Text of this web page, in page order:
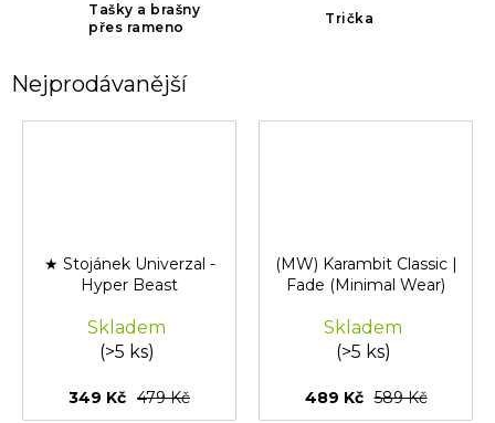
Tašky a brašny
přes rameno
Trička
Nejprodávanější
★ Stojánek Univerzal -
Hyper Beast
Skladem
(>5 ks)
479 Kč
349 Kč
(MW) Karambit Classic |
Fade (Minimal Wear)
Skladem
(>5 ks)
589 Kč
489 Kč